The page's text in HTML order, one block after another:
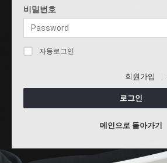
비밀번호
자동로그인
회원가입
로그인
메인으로 돌아가기